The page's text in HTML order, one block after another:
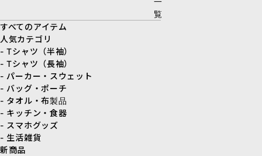
覧
すべてのアイテム
人気カテゴリ
- Tシャツ（半袖）
- Tシャツ（長袖）
- パーカー・スウェット
- バッグ・ポーチ
- タオル・布製品
- キッチン・食器
- スマホグッズ
- 生活雑貨
新商品